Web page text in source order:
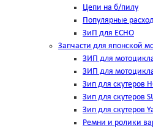
Цепи на б/пилу
Популярные
ЗиП для ЕСНО
Запчасти для японской
ЗИП для
ЗИП для
Зип для скутеров
Зип для скутеров
Зип для скутеров
Ремни и ролики